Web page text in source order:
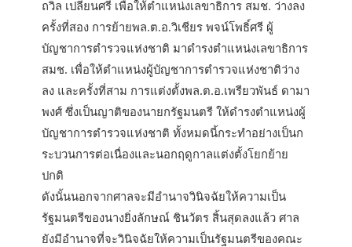
ถวิล เปลี่ยนศรี เพื่อให้ตำแหน่งเลขาธิการ สมช. ว่างลง
ครั้งที่สอง การย้ายพล.ต.อ.วิเชียร พจน์โพธิ์ศรี ผู้
บัญชาการตำรวจแห่งชาติ มาดำรงตำแหน่งเลขาธิการ
สมช. เพื่อให้ตำแหน่งผู้บัญชาการตำรวจแห่งชาติว่าง
ลง และครั้งที่สาม การแต่งตั้งพล.ต.อ.เพรียวพันธ์ ดามา
พงศ์ ซึ่งเป็นญาติของนายกรัฐมนตรี ให้ดำรงตำแหน่งผู้
บัญชาการตำรวจแห่งชาติ ทั้งหมดนี้กระทำอย่างเป็นก
ระบวนการต่อเนื่องและนอกฤดูกาลแต่งตั้งโยกย้าย
ปกติ
ดังนั้นนอกจากศาลจะมีอำนาจวินิจฉัยให้ความเป็น
รัฐมนตรีของนางยิ่งลักษณ์ ชินวัตร สิ้นสุดลงแล้ว ศาล
ยังมีอำนาจที่จะวินิจฉัยให้ความเป็นรัฐมนตรีของคณะ